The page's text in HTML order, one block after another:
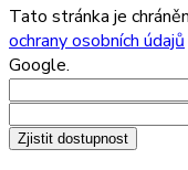
Tato stránka je
ochrany osobních údajů
Google.
Zjistit dostupnost